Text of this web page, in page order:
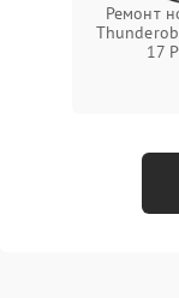
Ремонт
17